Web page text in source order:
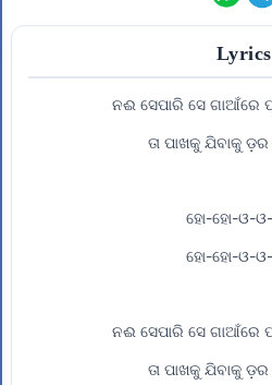
Lyrics
ନଈ ସେପାରି ସେ ଗାଆଁରେ
ତା ପାଖକୁ ଯିବାକୁ
ହୋ-ହୋ-ଓ-
ହୋ-ହୋ-ଓ-
ନଈ ସେପାରି ସେ ଗାଆଁରେ
ତା ପାଖକୁ ଯିବାକୁ